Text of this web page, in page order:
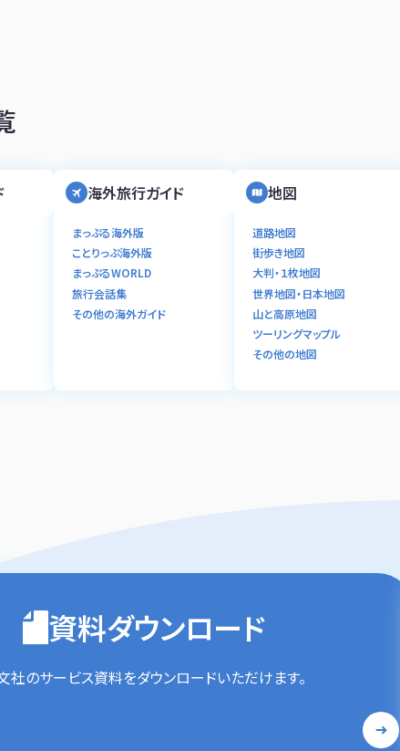
海外旅行ガイド
まっぷる海外版
ことりっぷ海外版
まっぷるWORLD
旅行会話集
その他の海外ガイド
地図
道路地図
街歩き地図
大判・１枚地図
世界地図・日本地図
山と高原地図
ツーリングマップル
その他の地図
資料ダウンロード
社のサービス資料をダウンロードいただけます。